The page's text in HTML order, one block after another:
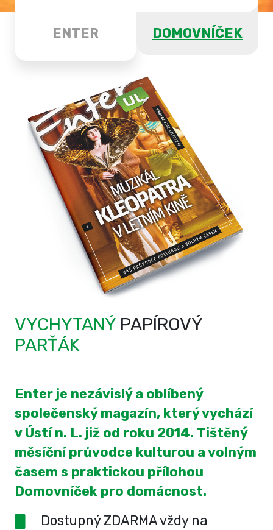
ENTER DOMOVNÍČEK
VYCHYTANÝ PAPÍROVÝ
PARŤÁK
Enter je nezávislý a oblíbený
společenský magazín, který vychází
v Ústí n. L. již od roku 2014. Tištěný
měsíční průvodce kulturou a volným
časem s praktickou přílohou
Domovníček pro domácnost.
Dostupný ZDARMA vždy na